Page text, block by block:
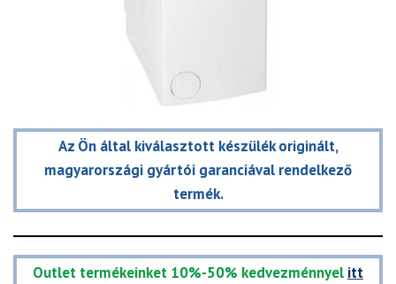
Az Ön által kiválasztott készülék originált,
magyarországi gyártói garanciával rendelkező
termék.
Outlet termékeinket 10%-50% kedvezménnyel itt